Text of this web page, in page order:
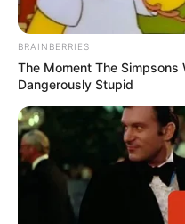
BRAINBERRIES
The Moment The Simpsons
Dangerously Stupid